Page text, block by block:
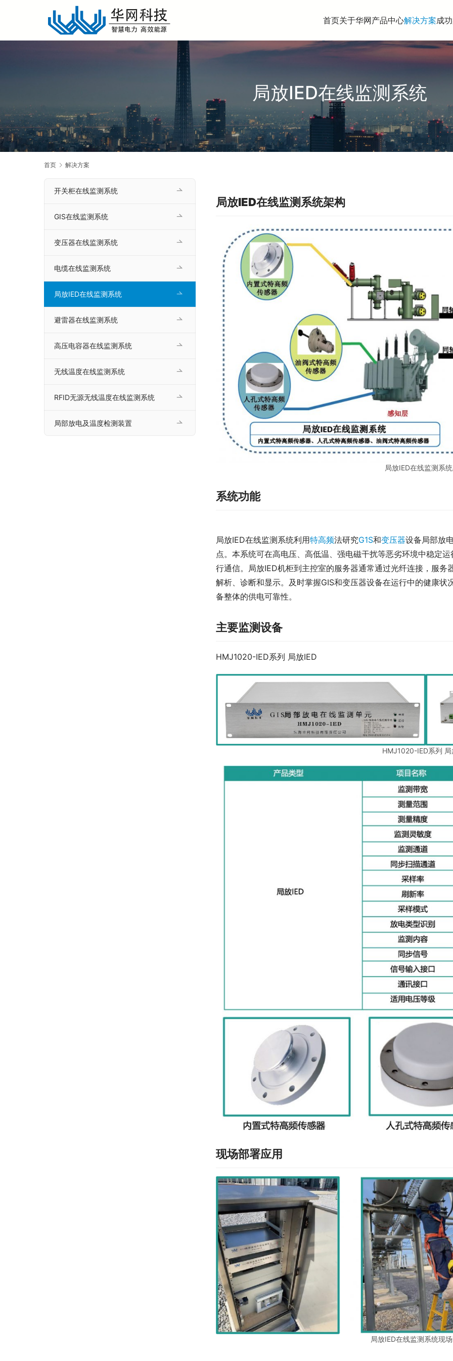
首页关于华网产品中心解决方案成
局放IED在线监测系统
首页 解决方案
局放IED在线监测系统架构
局放IED在线监测系
系统功能
局放IED在线监测系统利用特高频法研究G1S和变压器设备局部放
点。本系统可在高电压、高低温、强电磁干扰等恶劣环境中稳定
行通信。局放IED机柜到主控室的服务器通常通过光纤连接，服
解析、诊断和显示。及时掌握GIS和变压器设备在运行中的健康
备整体的供电可靠性。
主要监测设备
HMJ1020-IED系列 局放IED
HMJ1020-IED系列 局
现场部署应用
局放IED在线监测系统现
开关柜在线监测系统
GIS在线监测系统
变压器在线监测系统
电缆在线监测系统
局放IED在线监测系统
避雷器在线监测系统
高压电容器在线监测系统
无线温度在线监测系统
RFID无源无线温度在线监测系统
局部放电及温度检测装置